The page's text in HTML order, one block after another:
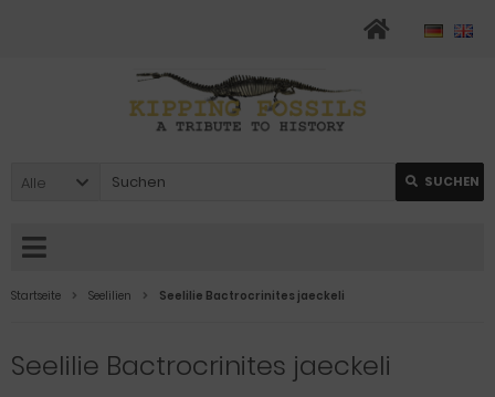
Alle SUCHEN
Startseite Seelilien Seelilie Bactrocrinites jaeckeli
Seelilie Bactrocrinites jaeckeli